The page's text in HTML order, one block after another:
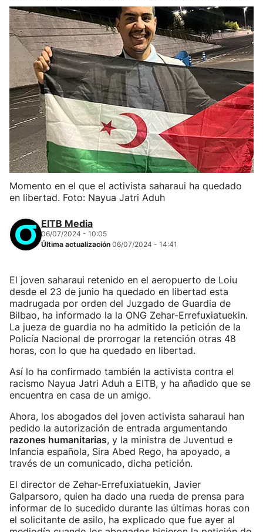
Momento en el que el activista saharaui ha quedado
en libertad. Foto: Nayua Jatri Aduh
EITB Media
06/07/2024 - 10:05
Última actualización 06/07/2024 - 14:41
El joven saharaui retenido en el aeropuerto de Loiu
desde el 23 de junio ha quedado en libertad esta
madrugada por orden del Juzgado de Guardia de
Bilbao, ha informado la la ONG Zehar-Errefuxiatuekin.
La jueza de guardia no ha admitido la petición de la
Policía Nacional de prorrogar la retención otras 48
horas, con lo que ha quedado en libertad.
Así lo ha confirmado también la activista contra el
racismo Nayua Jatri Aduh a EITB, y ha añadido que se
encuentra en casa de un amigo.
Ahora, los abogados del joven activista saharaui han
pedido la autorización de entrada argumentando
razones humanitarias, y la ministra de Juventud e
Infancia española, Sira Abed Rego, ha apoyado, a
través de un comunicado, dicha petición.
El director de Zehar-Errefuxiatuekin, Javier
Galparsoro, quien ha dado una rueda de prensa para
informar de lo sucedido durante las últimas horas con
el solicitante de asilo, ha explicado que fue ayer al